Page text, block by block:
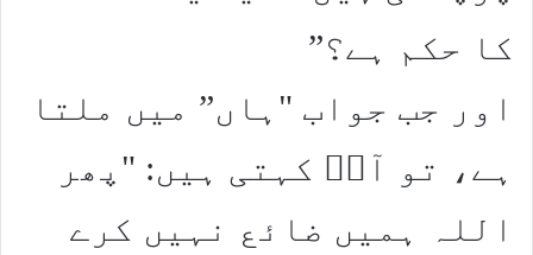
کا حکم ہے؟”
اور جب جواب "ہاں” میں ملتا
ہے، تو آپؑ کہتی ہیں: "پھر
اللہ ہمیں ضائع نہیں کرے